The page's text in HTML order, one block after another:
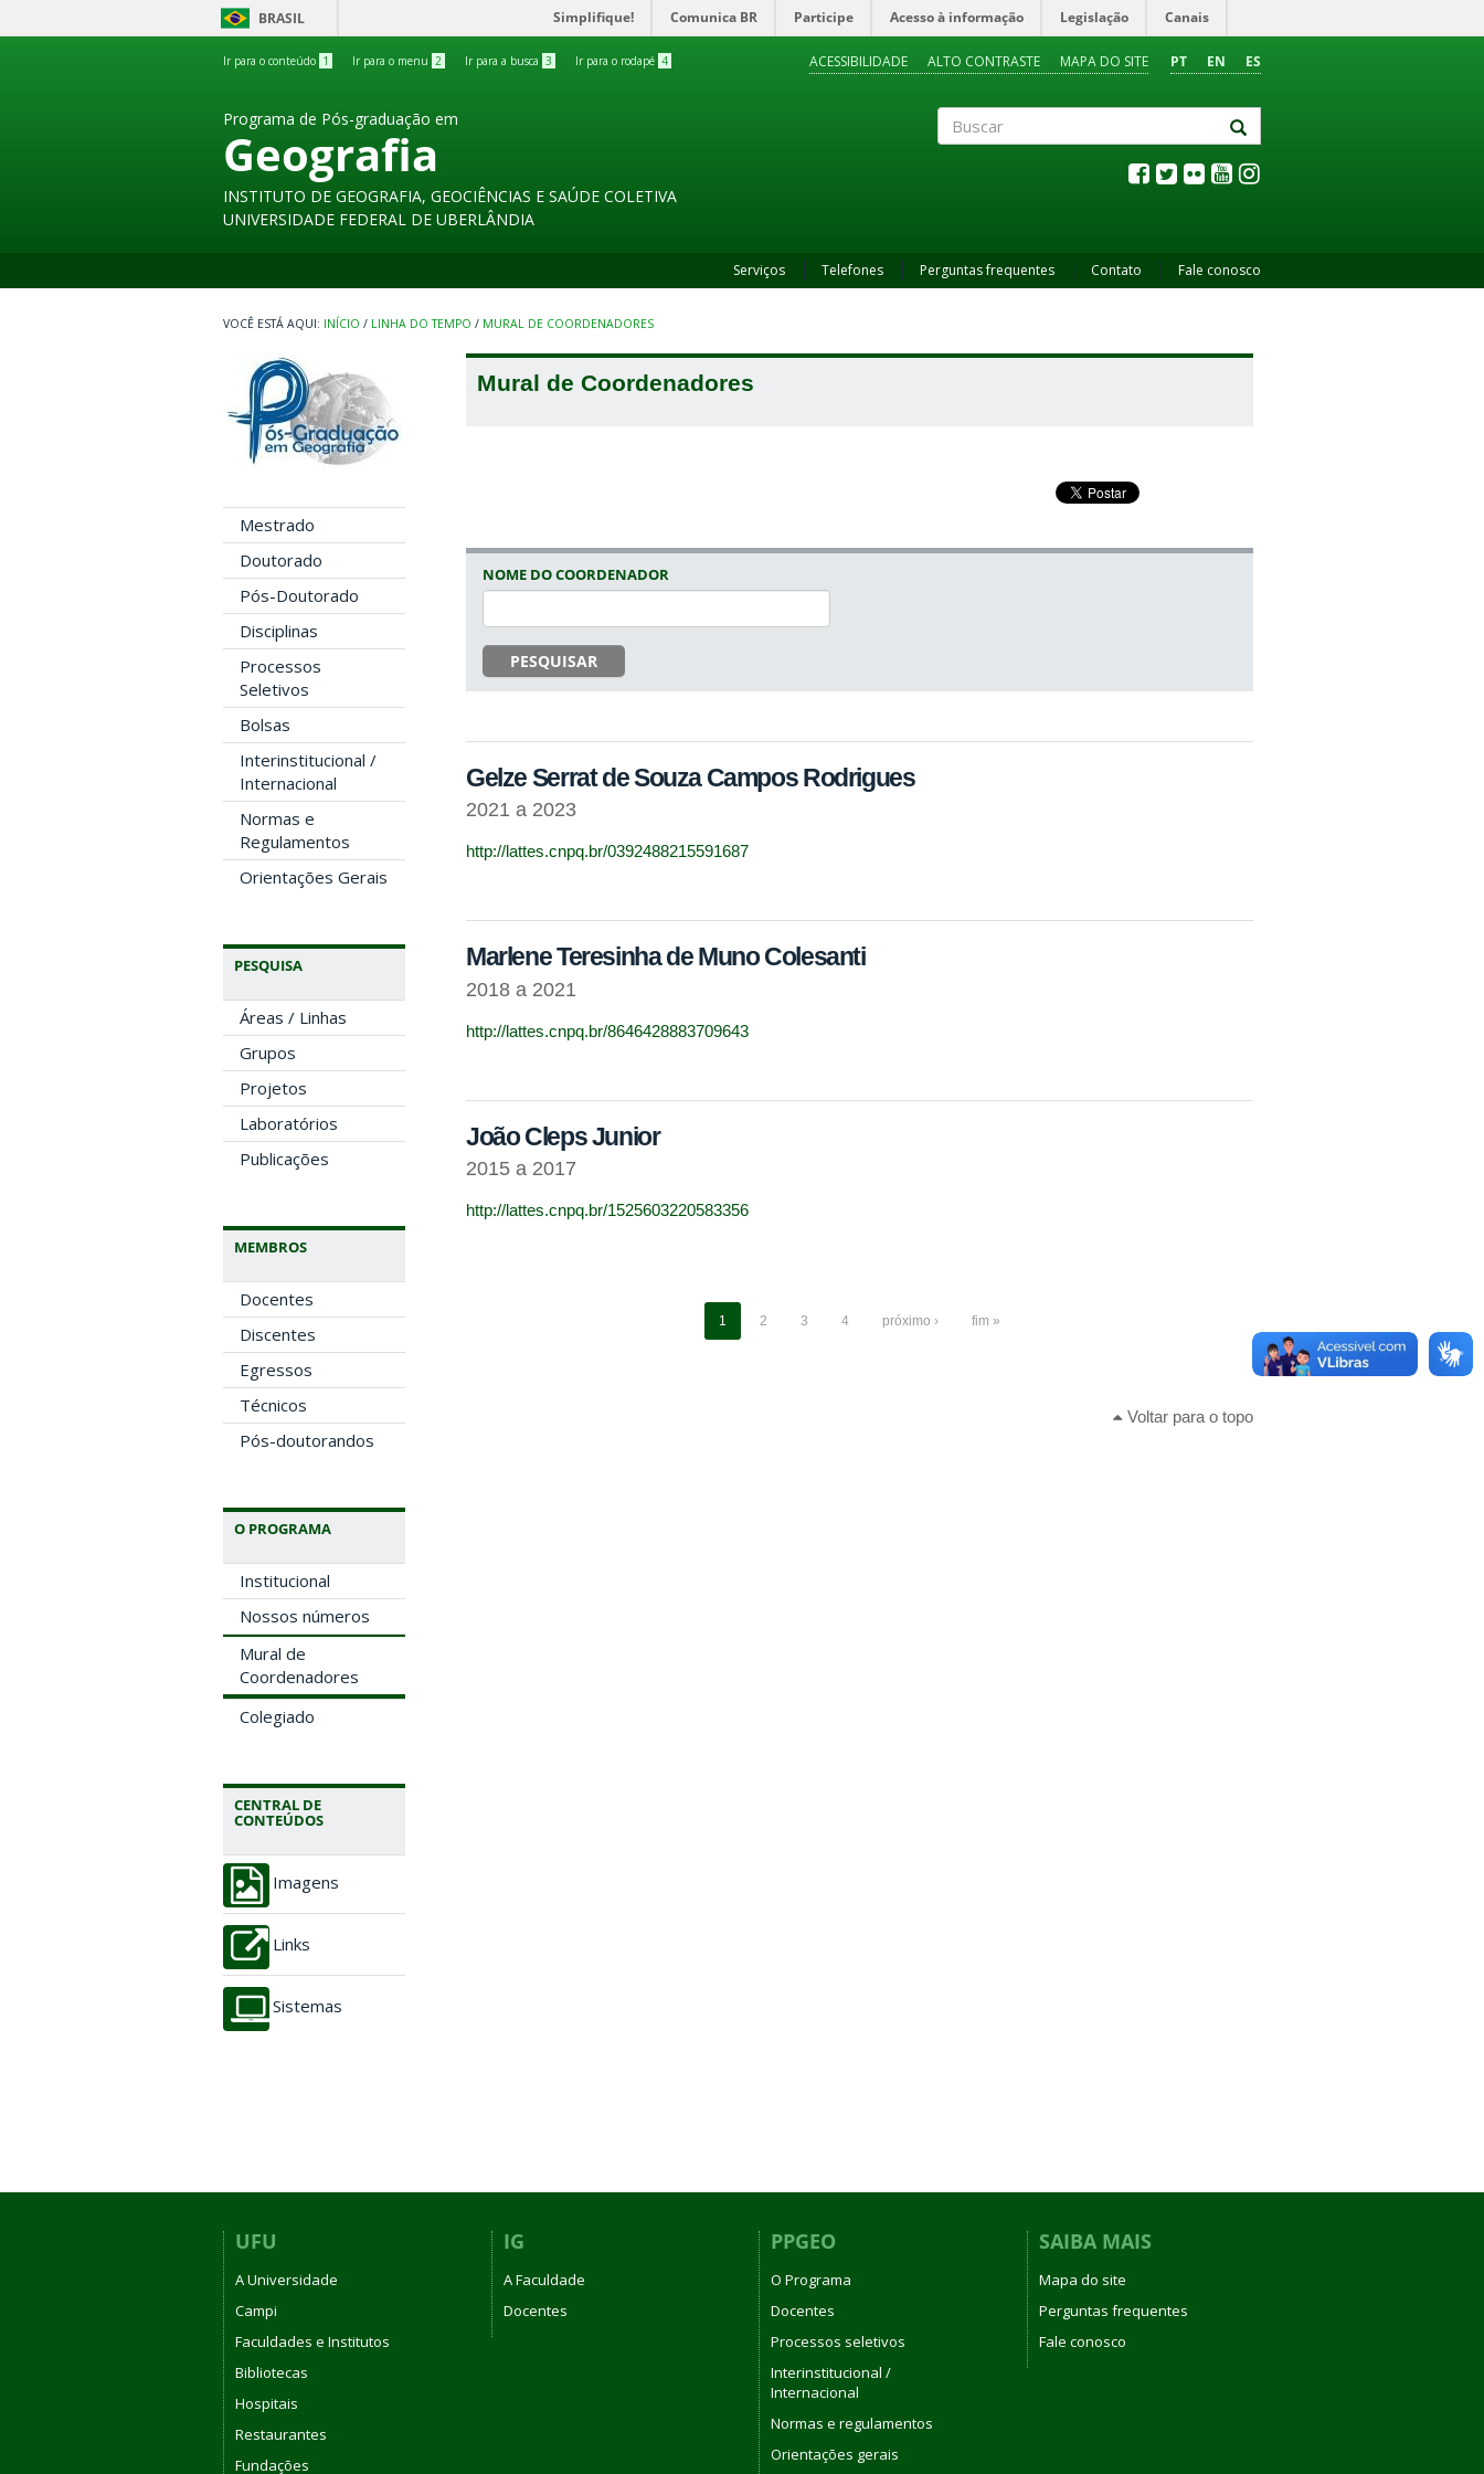
BRASIL Simplifique! Comunica BR Participe Acesso à informação Legislação Canais
Ir para o conteúdo 1 Ir para o menu 2 Ir para a busca 3 Ir para o rodapé 4 PT EN ES
ACESSIBILIDADE ALTO CONTRASTE MAPA DO SITE
Programa de Pós-graduação em
Geografia
INSTITUTO DE GEOGRAFIA, GEOCIÊNCIAS E SAÚDE COLETIVA
UNIVERSIDADE FEDERAL DE UBERLÂNDIA
Serviços Telefones Perguntas frequentes Contato Fale conosco
INÍCIO / LINHA DO TEMPO / MURAL DE COORDENADORES
Mestrado
Doutorado
Pós-Doutorado
Disciplinas
Processos
Seletivos
Bolsas
Interinstitucional /
Internacional
Normas e
Regulamentos
Orientações Gerais
PESQUISA
Áreas / Linhas
Grupos
Projetos
Laboratórios
Publicações
MEMBROS
Docentes
Discentes
Egressos
Técnicos
Pós-doutorandos
O PROGRAMA
Institucional
Nossos números
Mural de
Coordenadores
Colegiado
CENTRAL DE
CONTEÚDOS
Imagens
Links
Sistemas
Mural de Coordenadores
NOME DO COORDENADOR
PESQUISAR
Gelze Serrat de Souza Campos Rodrigues
2021 a 2023
http://lattes.cnpq.br/0392488215591687
Marlene Teresinha de Muno Colesanti
2018 a 2021
http://lattes.cnpq.br/8646428883709643
João Cleps Junior
2015 a 2017
http://lattes.cnpq.br/1525603220583356
1 2 3 4 próximo › fim »
Voltar para o topo
UFU
A Universidade
Campi
Faculdades e Institutos
Bibliotecas
Hospitais
Restaurantes
Fundações
IG
A Faculdade
Docentes
PPGEO
O Programa
Docentes
Processos seletivos
Interinstitucional /
Internacional
Normas e regulamentos
Orientações gerais
SAIBA MAIS
Mapa do site
Perguntas frequentes
Fale conosco